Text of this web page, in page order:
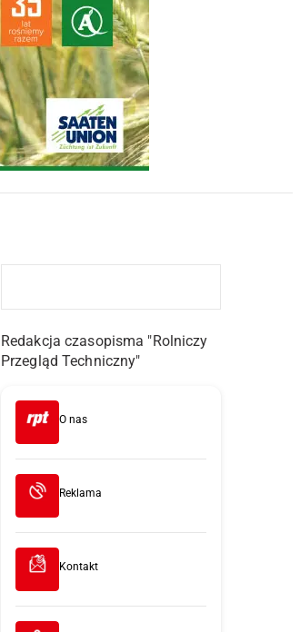
Redakcja czasopisma "Rolniczy
Przegląd Techniczny"
O nas
Reklama
Kontakt